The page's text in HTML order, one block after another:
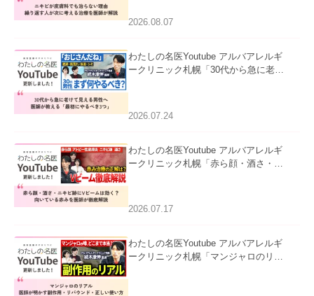
ました。
2026.08.07
わたしの名医Youtube アルバアレルギ
ークリニック札幌「30代から急に老け
た。
2026.07.24
わたしの名医Youtube アルバアレルギ
ークリニック札幌「赤ら顔・酒さ・ニ
ました。
2026.07.17
わたしの名医Youtube アルバアレルギ
ークリニック札幌「マンジャロのリア